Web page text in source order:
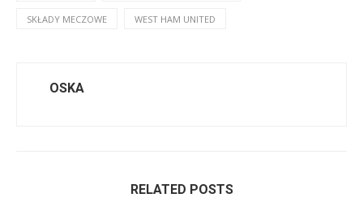
SKŁADY MECZOWE WEST HAM UNITED
OSKA
RELATED POSTS